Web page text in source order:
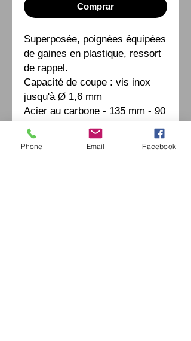
Comprar
Superposée, poignées équipées
de gaines en plastique, ressort
de rappel.
Capacité de coupe : vis inox
jusqu'à Ø 1,6 mm
Acier au carbone - 135 mm - 90
Phone Email Facebook